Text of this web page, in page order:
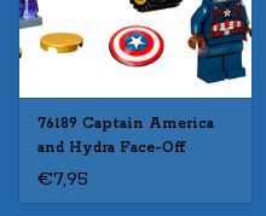
76189 Captain America
and Hydra Face-Off
SUPER HEROES
€7,95